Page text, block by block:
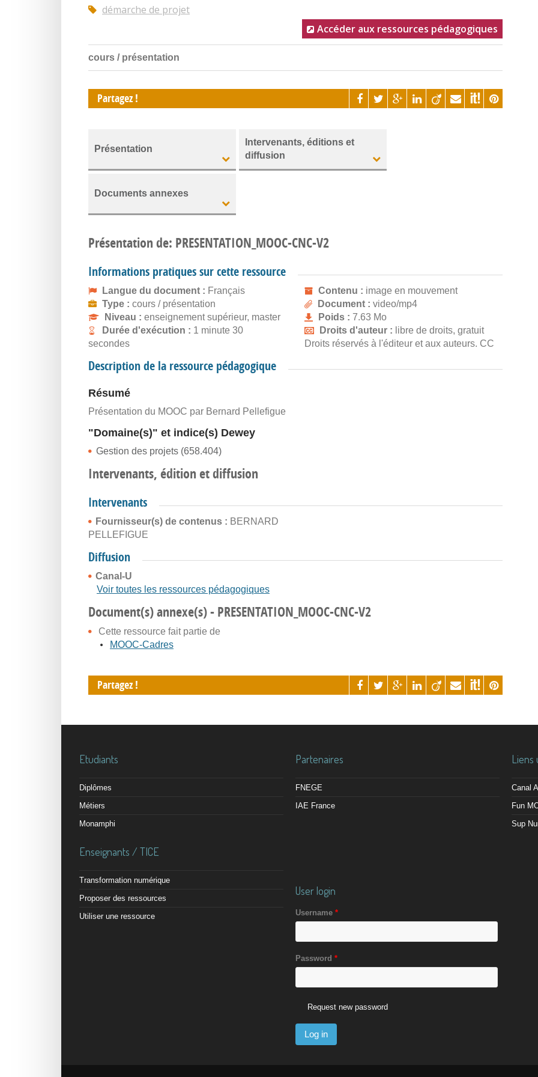
démarche de projet
Accéder aux ressources pédagogiques
cours / présentation
Partagez !
Présentation
Intervenants, éditions et
diffusion
Documents annexes
Présentation de: PRESENTATION_MOOC-CNC-V2
Informations pratiques sur cette ressource
Langue du document : Français
Type : cours / présentation
Niveau : enseignement supérieur, master
Durée d'exécution : 1 minute 30
secondes
Contenu : image en mouvement
Document : video/mp4
Poids : 7.63 Mo
Droits d'auteur : libre de droits, gratuit
Droits réservés à l'éditeur et aux auteurs. CC
Description de la ressource pédagogique
Résumé
Présentation du MOOC par Bernard Pellefigue
"Domaine(s)" et indice(s) Dewey
Gestion des projets (658.404)
Intervenants, édition et diffusion
Intervenants
Fournisseur(s) de contenus : BERNARD
PELLEFIGUE
Diffusion
Canal-U
Voir toutes les ressources pédagogiques
Document(s) annexe(s) - PRESENTATION_MOOC-CNC-V2
Cette ressource fait partie de
MOOC-Cadres
Partagez !
Etudiants
Diplômes
Métiers
Monamphi
Enseignants / TICE
Transformation numérique
Proposer des ressources
Utiliser une ressource
Partenaires
FNEGE
IAE France
Liens
Canal
Fun
Sup
User login
Username *
Password *
Request new password